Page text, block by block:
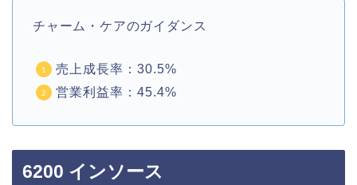
チャーム・ケアのガイダンス
売上成長率：30.5%
営業利益率：45.4%
6200 インソース